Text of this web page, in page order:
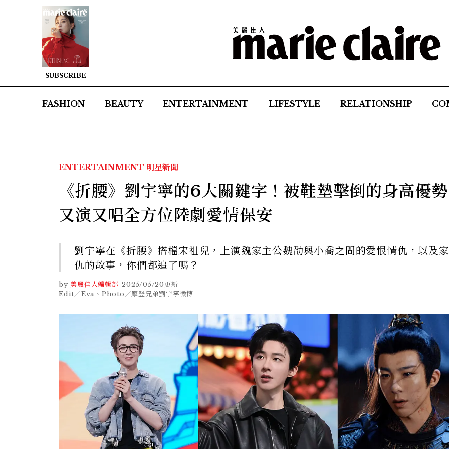
SUBSCRIBE
FASHION BEAUTY ENTERTAINMENT LIFESTYLE RELATIONSHIP
ENTERTAINMENT 明星新聞
《折腰》劉宇寧的6大關鍵字！被鞋墊擊倒的身高優
又演又唱全方位陸劇愛情保安
劉宇寧在《折腰》搭檔宋祖兒，上演魏家主公魏劭與小喬之間的愛恨情仇，以及
仇的故事，你們都追了嗎？
by 美麗佳人編輯部-2025/05/20更新
Edit／Eva、Photo／摩登兄弟劉宇寧微博